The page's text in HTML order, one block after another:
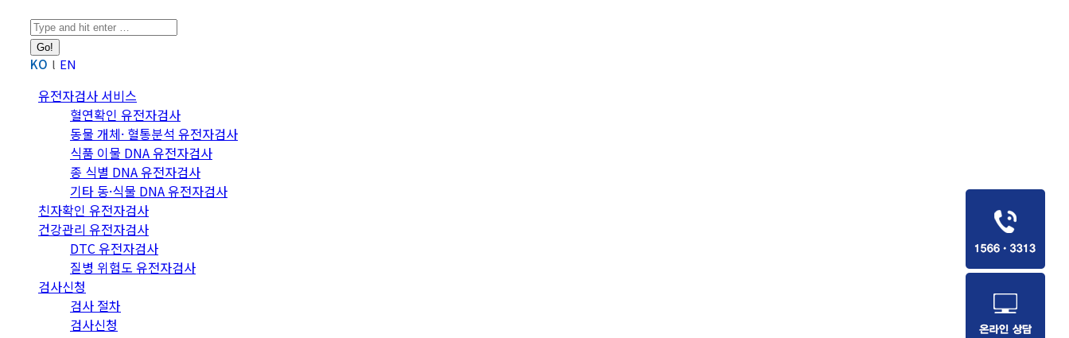
Search:
KO EN
유전자검사 서비스
혈연확인 유전자검사
동물 개체· 혈통분석 유전자검사
식품 이물 DNA 유전자검사
종 식별 DNA 유전자검사
기타 동·식물 DNA 유전자검사
친자확인 유전자검사
건강관리 유전자검사
DTC 유전자검사
질병 위험도 유전자검사
검사신청
검사 절차
검사신청